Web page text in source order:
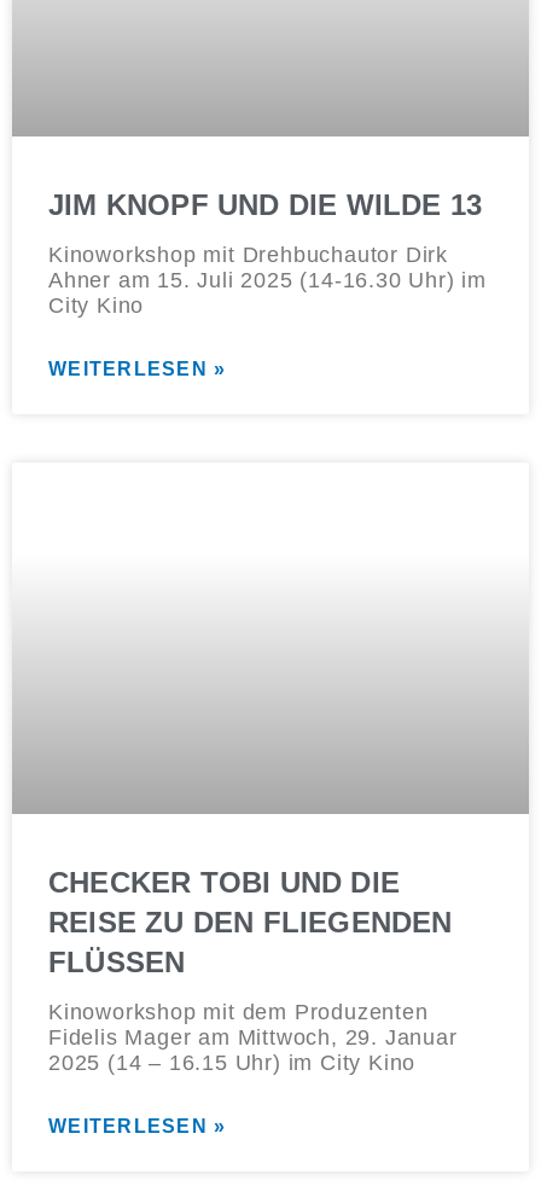
JIM KNOPF UND DIE WILDE 13
Kinoworkshop mit Drehbuchautor Dirk
Ahner am 15. Juli 2025 (14-16.30 Uhr) im
City Kino
WEITERLESEN »
CHECKER TOBI UND DIE
REISE ZU DEN FLIEGENDEN
FLÜSSEN
Kinoworkshop mit dem Produzenten
Fidelis Mager am Mittwoch, 29. Januar
2025 (14 – 16.15 Uhr) im City Kino
WEITERLESEN »